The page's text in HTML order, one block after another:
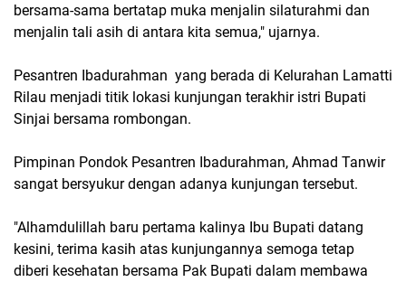
bersama-sama bertatap muka menjalin silaturahmi dan
menjalin tali asih di antara kita semua," ujarnya.
Pesantren Ibadurahman yang berada di Kelurahan Lamatti
Rilau menjadi titik lokasi kunjungan terakhir istri Bupati
Sinjai bersama rombongan.
Pimpinan Pondok Pesantren Ibadurahman, Ahmad Tanwir
sangat bersyukur dengan adanya kunjungan tersebut.
"Alhamdulillah baru pertama kalinya Ibu Bupati datang
kesini, terima kasih atas kunjungannya semoga tetap
diberi kesehatan bersama Pak Bupati dalam membawa